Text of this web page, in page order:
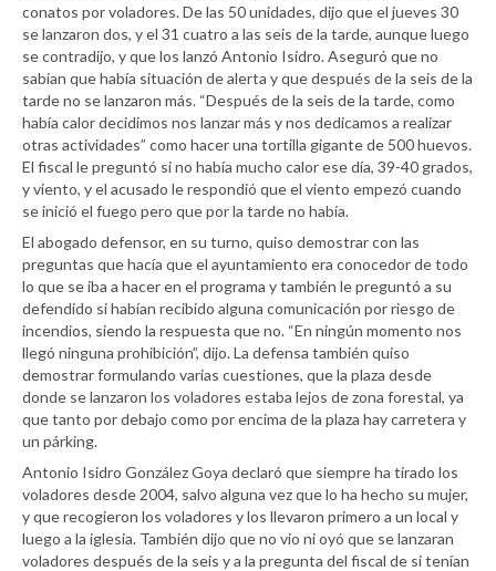
conatos por voladores. De las 50 unidades, dijo que el jueves 30
se lanzaron dos, y el 31 cuatro a las seis de la tarde, aunque luego
se contradijo, y que los lanzó Antonio Isidro. Aseguró que no
sabían que había situación de alerta y que después de la seis de la
tarde no se lanzaron más. “Después de la seis de la tarde, como
había calor decidimos nos lanzar más y nos dedicamos a realizar
otras actividades” como hacer una tortilla gigante de 500 huevos.
El fiscal le preguntó si no había mucho calor ese día, 39-40 grados,
y viento, y el acusado le respondió que el viento empezó cuando
se inició el fuego pero que por la tarde no había.
El abogado defensor, en su turno, quiso demostrar con las
preguntas que hacía que el ayuntamiento era conocedor de todo
lo que se iba a hacer en el programa y también le preguntó a su
defendido si habían recibido alguna comunicación por riesgo de
incendios, siendo la respuesta que no. “En ningún momento nos
llegó ninguna prohibición”, dijo. La defensa también quiso
demostrar formulando varias cuestiones, que la plaza desde
donde se lanzaron los voladores estaba lejos de zona forestal, ya
que tanto por debajo como por encima de la plaza hay carretera y
un párking.
Antonio Isidro González Goya declaró que siempre ha tirado los
voladores desde 2004, salvo alguna vez que lo ha hecho su mujer,
y que recogieron los voladores y los llevaron primero a un local y
luego a la iglesia. También dijo que no vio ni oyó que se lanzaran
voladores después de la seis y a la pregunta del fiscal de si tenían